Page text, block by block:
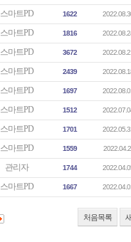
스마트PD 1622
스마트PD 1816
스마트PD 3672
스마트PD 2439
스마트PD 1697
스마트PD 1512
스마트PD 1701
스마트PD 1559
관리자 1744
스마트PD 1667
처음목록